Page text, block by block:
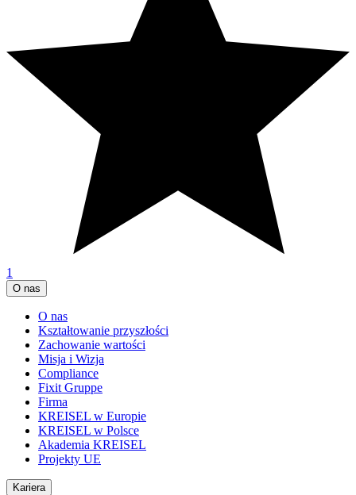
1
O nas
O nas
Kształtowanie przyszłości
Zachowanie wartości
Misja i Wizja
Compliance
Fixit Gruppe
Firma
KREISEL w Europie
KREISEL w Polsce
Akademia KREISEL
Projekty UE
Kariera